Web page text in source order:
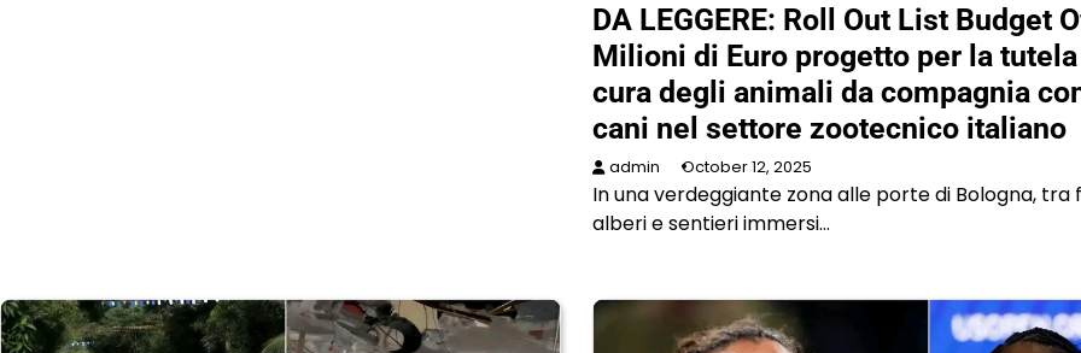
DA LEGGERE: Roll Out List Budget
Milioni di Euro progetto per la
cura degli animali da compagnia
cani nel settore zootecnico italiano
admin October 12, 2025
In una verdeggiante zona alle porte di Bologna, tra
alberi e sentieri immersi…